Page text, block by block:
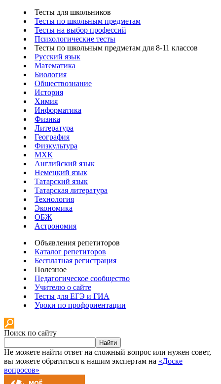
Тесты для школьников
Тесты по школьным предметам
Тесты на выбор профессий
Психологические тесты
Тесты по школьным предметам для 8-11 классов
Русский язык
Математика
Биология
Обществознание
История
Химия
Информатика
Физика
Литература
География
Физкультура
МХК
Английский язык
Немецкий язык
Татарский язык
Татарская литература
Технология
Экономика
ОБЖ
Астрономия
Объявления репетиторов
Каталог репетиторов
Бесплатная регистрация
Полезное
Педагогическое сообщество
Учителю о сайте
Тесты для ЕГЭ и ГИА
Уроки по профориентации
Поиск по сайту
Найти
Не можете найти ответ на сложный вопрос или нужен совет,
вы можете обратиться к нашим экспертам на «Доске
вопросов»